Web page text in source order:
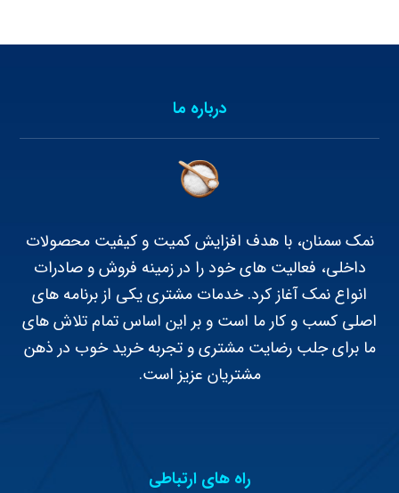
درباره ما
نمک سمنان، با هدف افزایش کمیت و کیفیت محصولات
داخلی، فعالیت های خود را در زمینه فروش و صادرات
انواع نمک آغاز کرد. خدمات مشتری یکی از برنامه های
اصلی کسب و کار ما است و بر این اساس تمام تلاش های
ما برای جلب رضایت مشتری و تجربه خرید خوب در ذهن
مشتریان عزیز است.
راه های ارتباطی